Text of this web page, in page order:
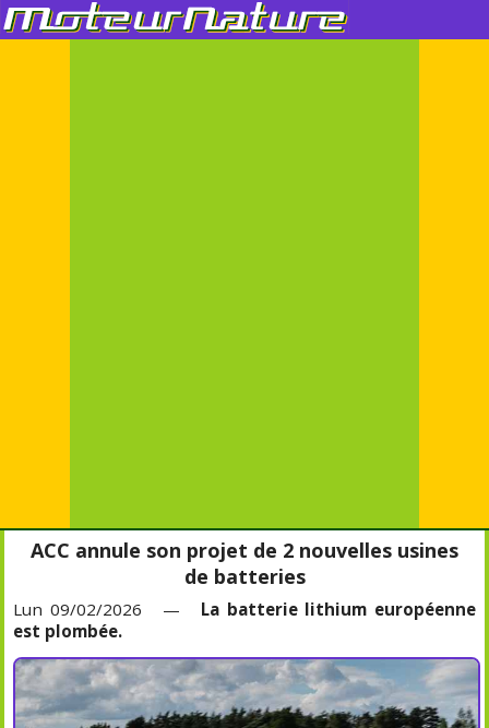
ACC annule son projet de 2 nouvelles usines
de batteries
Lun 09/02/2026 — La batterie lithium européenne
est plombée.